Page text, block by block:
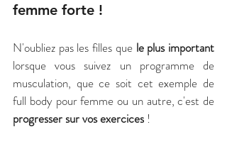
femme forte !
N'oubliez pas les filles que le plus important
lorsque vous suivez un programme de
musculation, que ce soit cet exemple de
progresser sur vos exercices !